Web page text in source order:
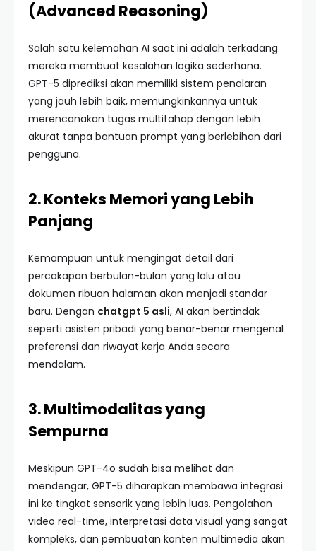
(Advanced Reasoning)
Salah satu kelemahan AI saat ini adalah terkadang
mereka membuat kesalahan logika sederhana.
GPT-5 diprediksi akan memiliki sistem penalaran
yang jauh lebih baik, memungkinkannya untuk
merencanakan tugas multitahap dengan lebih
akurat tanpa bantuan prompt yang berlebihan dari
pengguna.
2. Konteks Memori yang Lebih
Panjang
Kemampuan untuk mengingat detail dari
percakapan berbulan-bulan yang lalu atau
dokumen ribuan halaman akan menjadi standar
baru. Dengan chatgpt 5 asli, AI akan bertindak
seperti asisten pribadi yang benar-benar mengenal
preferensi dan riwayat kerja Anda secara
mendalam.
3. Multimodalitas yang
Sempurna
Meskipun GPT-4o sudah bisa melihat dan
mendengar, GPT-5 diharapkan membawa integrasi
ini ke tingkat sensorik yang lebih luas. Pengolahan
video real-time, interpretasi data visual yang sangat
kompleks, dan pembuatan konten multimedia akan